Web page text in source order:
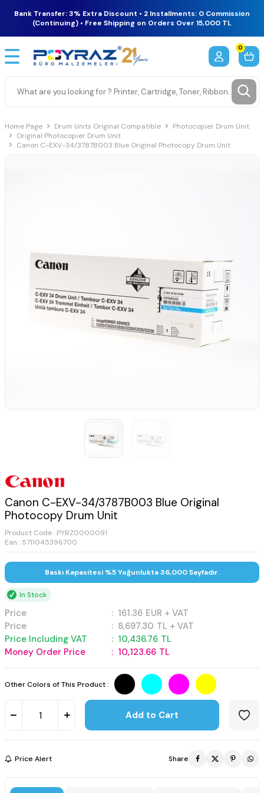
Bank Transfer: 3% Extra Discount • 2 Installments: 0 Commission
(Continuing) • Free Shipping on Orders Over 15,000 TL
0
Home Page Drum Units Original Compatible
Photocopier Drum Unit
Original Photocopier Drum Unit
Canon C-EXV-34/3787B003 Blue Original Photocopy Drum Unit
Canon C-EXV-34/3787B003 Blue Original
Photocopy Drum Unit
Product Code : PYRZ0000091
Ean : 5711045396700
Baskı Kapasitesi %5 Yoğunlukta 36,000 Sayfadır.
In Stock
Price : 161.36 EUR + VAT
Price
: 8,697.30 TL + VAT
Price Including VAT
: 10,436.76 TL
Money Order Price
: 10,123.66 TL
Other Colors of This Product :
Add to Cart
Price Alert Share